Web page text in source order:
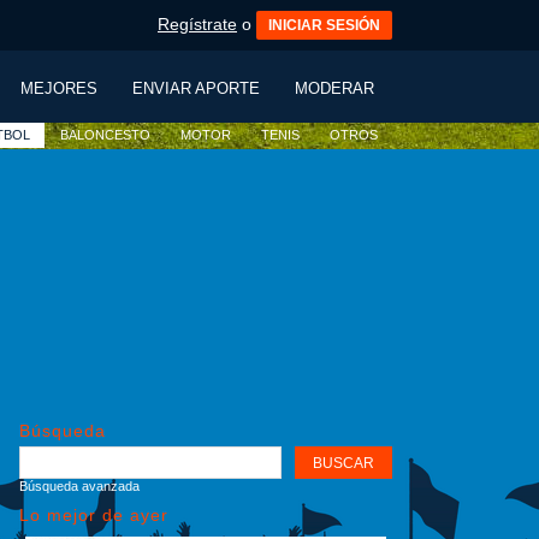
Regístrate o INICIAR SESIÓN
MEJORES ENVIAR APORTE MODERAR
BALONCESTO MOTOR TENIS OTROS
Búsqueda
Búsqueda avanzada
Lo mejor de ayer